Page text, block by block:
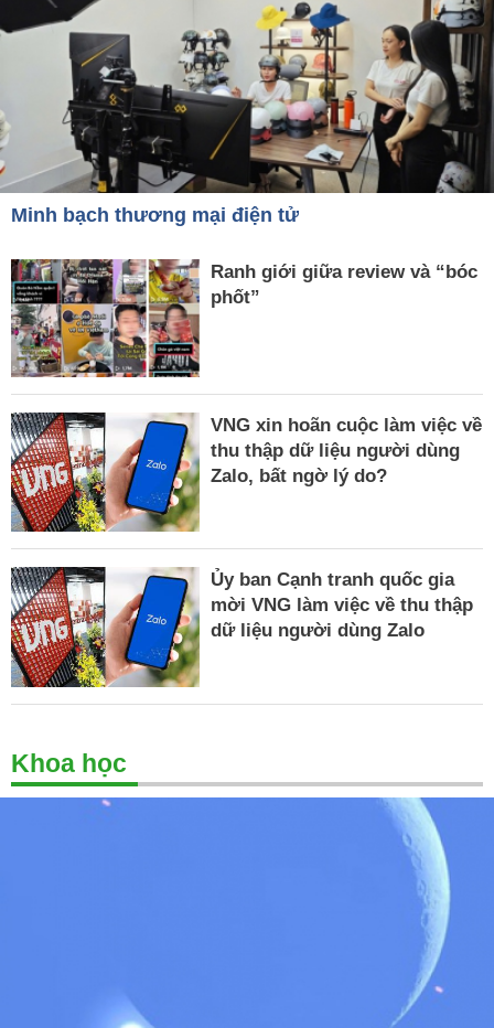
Minh bạch thương mại điện tử
Ranh giới giữa review và “bóc
phốt”
VNG xin hoãn cuộc làm việc về
thu thập dữ liệu người dùng
Zalo, bất ngờ lý do?
Ủy ban Cạnh tranh quốc gia
mời VNG làm việc về thu thập
dữ liệu người dùng Zalo
Khoa học